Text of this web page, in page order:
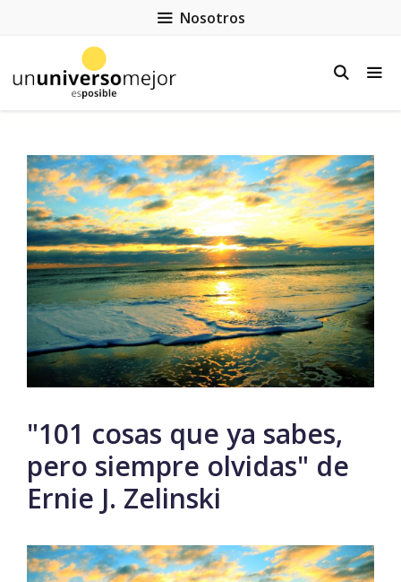
Nosotros
"101 cosas que ya sabes,
pero siempre olvidas" de
Ernie J. Zelinski